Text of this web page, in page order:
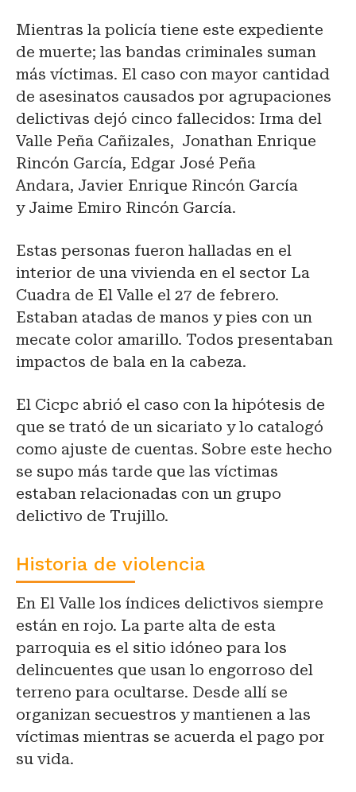
Mientras la policía tiene este expediente
de muerte; las bandas criminales suman
más víctimas. El caso con mayor cantidad
de asesinatos causados por agrupaciones
delictivas dejó cinco fallecidos: Irma del
Valle Peña Cañizales, Jonathan Enrique
Rincón García, Edgar José Peña
Andara, Javier Enrique Rincón García
y Jaime Emiro Rincón García.
Estas personas fueron halladas en el
interior de una vivienda en el sector La
Cuadra de El Valle el 27 de febrero.
Estaban atadas de manos y pies con un
mecate color amarillo. Todos presentaban
impactos de bala en la cabeza.
El Cicpc abrió el caso con la hipótesis de
que se trató de un sicariato y lo catalogó
como ajuste de cuentas. Sobre este hecho
se supo más tarde que las víctimas
estaban relacionadas con un grupo
delictivo de Trujillo.
Historia de violencia
En El Valle los índices delictivos siempre
están en rojo. La parte alta de esta
parroquia es el sitio idóneo para los
delincuentes que usan lo engorroso del
terreno para ocultarse. Desde allí se
organizan secuestros y mantienen a las
víctimas mientras se acuerda el pago por
su vida.